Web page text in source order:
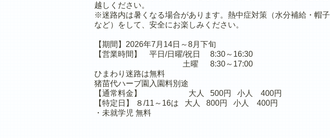
越しください。
※迷路内は暑くなる場合があります。熱中症対策（水分補給・帽子
など）をして、安全にお楽しみください。
【期間】2026年7月14日～8月下旬
【営業時間】 平日/日曜/祝日 8:30～16:30
土曜 8:30～17:00
ひまわり迷路は無料
猪苗代ハーブ園入園料別途
【通常料金】 大人 500円 小人 400円
【特定日】 ８/11～16は 大人 800円 小人 400円
・未就学児 無料